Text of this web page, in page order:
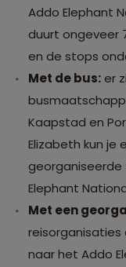
Addo Elephant
duurt ongeveer
en de stops
Met de bus:er
Kaapstad en
Elizabeth kun je
georganiseerde
Elephant
Met een
naar het Addo